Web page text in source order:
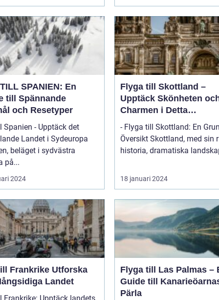
SPANIEN: En
till Spännande
och Resetyper
Spanien - Upptäck det
Landet i Sydeuropa
beläget i sydvästra
på...
2024
Flyga till Skottland –
Upptäck Skönheten
Charmen i Detta
Fascinerande Land
- Flyga till Skottland: En
Översikt Skottland, med sin rika
historia, dramatiska
18 januari 2024
Utforska
Landet
Frankrike: Upptäck landets
Flyga till Las Palmas –
Guide till
Pärla